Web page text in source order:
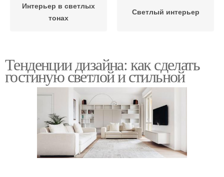
Интерьер в светлых
тонах
Светлый интерьер
Тенденции дизайна: как сделать
гостиную светлой и стильной